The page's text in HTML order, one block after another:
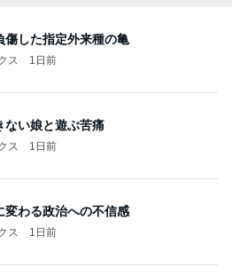
傷した指定外来種の亀
ス 1日前
ない娘と遊ぶ苦痛
ス 1日前
変わる政治への不信感
ス 1日前